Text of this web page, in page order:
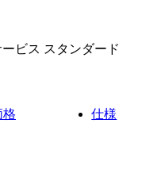
ビス スタンダード
格 仕様